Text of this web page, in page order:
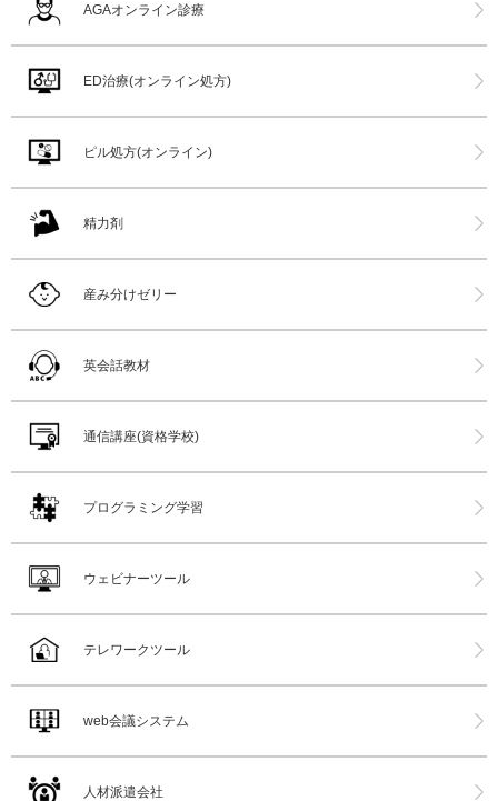
AGAオンライン診療
ED治療(オンライン処方)
ピル処方(オンライン)
精力剤
産み分けゼリー
英会話教材
通信講座(資格学校)
プログラミング学習
ウェビナーツール
テレワークツール
web会議システム
人材派遣会社